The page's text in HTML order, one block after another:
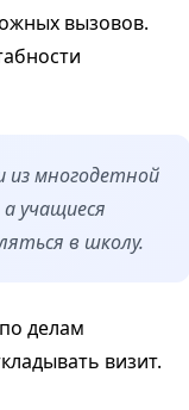
вызовов.
из многодетной
учащиеся
в школу.
делам
визит.